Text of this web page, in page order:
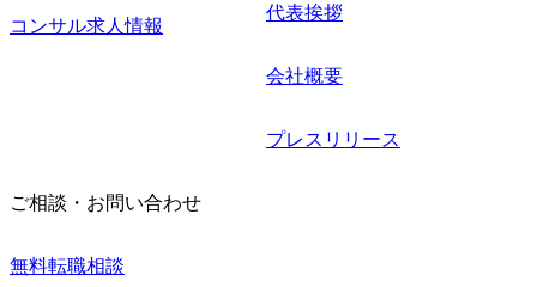
コンサル求人情報
代表挨拶
会社概要
プレスリリース
ご相談・お問い合わせ
無料転職相談